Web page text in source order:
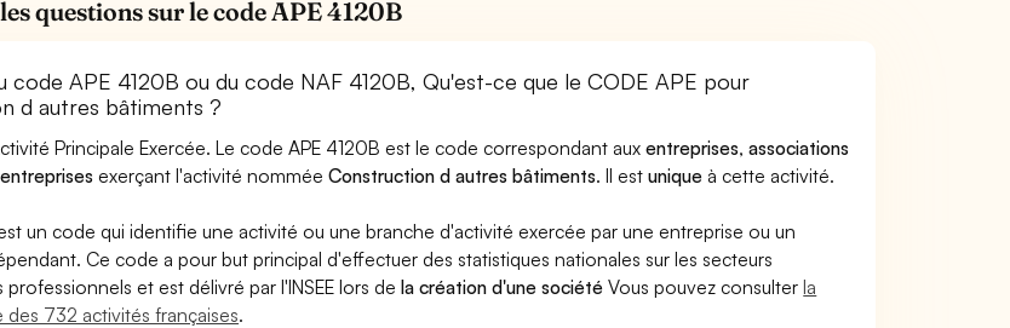
questions sur le code APE 4120B
code APE 4120B ou du code NAF 4120B, Qu'est-ce que le CODE APE pour
d autres bâtiments ?
Principale Exercée. Le code APE 4120B est le code correspondant auxentreprises,associations
exerçant l'activité nomméeConstruction d autres bâtiments. Il estunique à cette activité.
un code qui identifie une activité ou une branche d'activité exercée par une entreprise ou un
Ce code a pour but principal d'effectuer des statistiques nationales sur les secteurs
professionnels et est délivré par l'INSEE lors dela création d'une société Vous pouvez consulterla
732 activités françaises.